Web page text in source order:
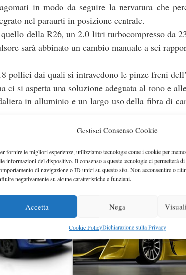
Gestisci Consenso Cookie
fornire le migliori esperienze, utilizziamo tecnologie come i cookie per
informazioni del dispositivo. Il consenso a queste tecnologie ci permetterà
di navigazione o ID unici su questo sito. Non acconsentire o
negativamente su alcune caratteristiche e funzioni.
Accetta Nega
Cookie PolicyDichiarazione sulla Privacy
in modo da seguire la nervatura che
nel paraurti in posizione centrale.
della R26, un 2.0 litri turbocompresso da
sarà abbinato un cambio manuale a sei
pollici dai quali si intravedono le pinze freni
ci si aspetta una soluzione adeguata al tono e
in alluminio e un largo uso della fibra di
sarà la prossima Volkswagen Golf GTI VI
Coupé GTI.